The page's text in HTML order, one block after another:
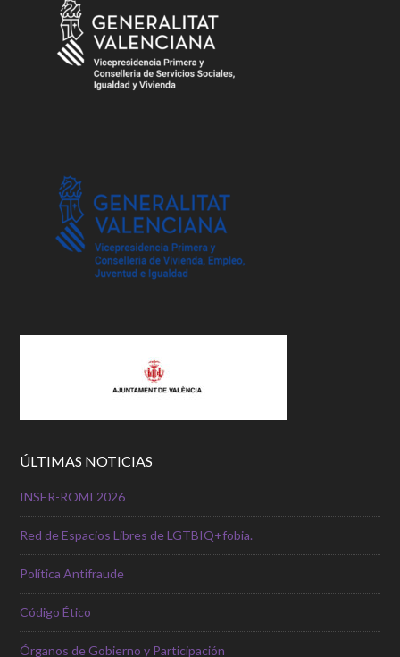
ÚLTIMAS NOTICIAS
INSER-ROMI 2026
Red de Espacios Libres de LGTBIQ+fobia.
Política Antifraude
Código Ético
Órganos de Gobierno y Participación